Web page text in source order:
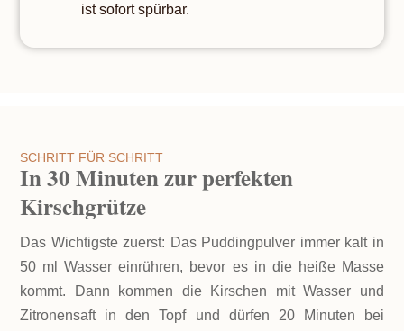
ist sofort spürbar.
SCHRITT FÜR SCHRITT
In 30 Minuten zur perfekten
Kirschgrütze
Das Wichtigste zuerst: Das Puddingpulver immer kalt in
50 ml Wasser einrühren, bevor es in die heiße Masse
kommt. Dann kommen die Kirschen mit Wasser und
Zitronensaft in den Topf und dürfen 20 Minuten bei